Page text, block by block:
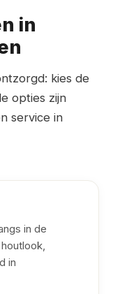
in
kies de
opties zijn
service in
in de
in